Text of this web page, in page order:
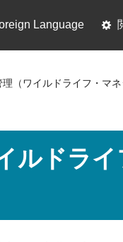
Language
（ワイルドライフ・マ
ルドラ